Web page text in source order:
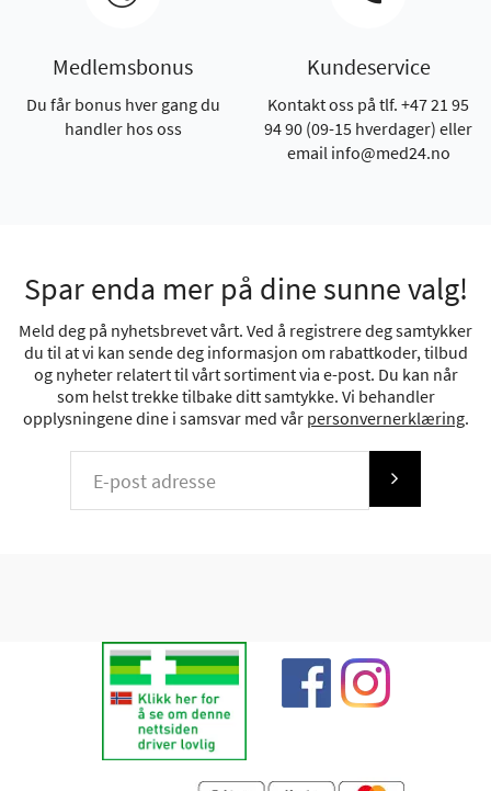
Medlemsbonus
Du får bonus hver gang du
handler hos oss
Kundeservice
Kontakt oss på tlf. +47 21 95
94 90 (09-15 hverdager) eller
email info@med24.no
Spar enda mer på dine sunne valg!
Meld deg på nyhetsbrevet vårt. Ved å registrere deg samtykker
du til at vi kan sende deg informasjon om rabattkoder, tilbud
og nyheter relatert til vårt sortiment via e-post. Du kan når
som helst trekke tilbake ditt samtykke. Vi behandler
opplysningene dine i samsvar med vår personvernerklæring.